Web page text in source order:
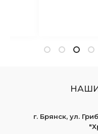
г. Брянск, ул.